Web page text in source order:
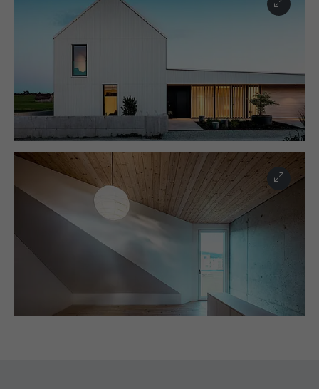
Utilisé par LinkedIn lorsqu'un site
Internet contient une fenêtre « Suivez-
nous » intégrée.
bcookie
FOURNISSEUR LinkedIn
UTILITÉ
Utilisé par le service de réseau social
LinkedIn pour suivre l'utilisation de
services intégrés.
bscookie
LinkedIn